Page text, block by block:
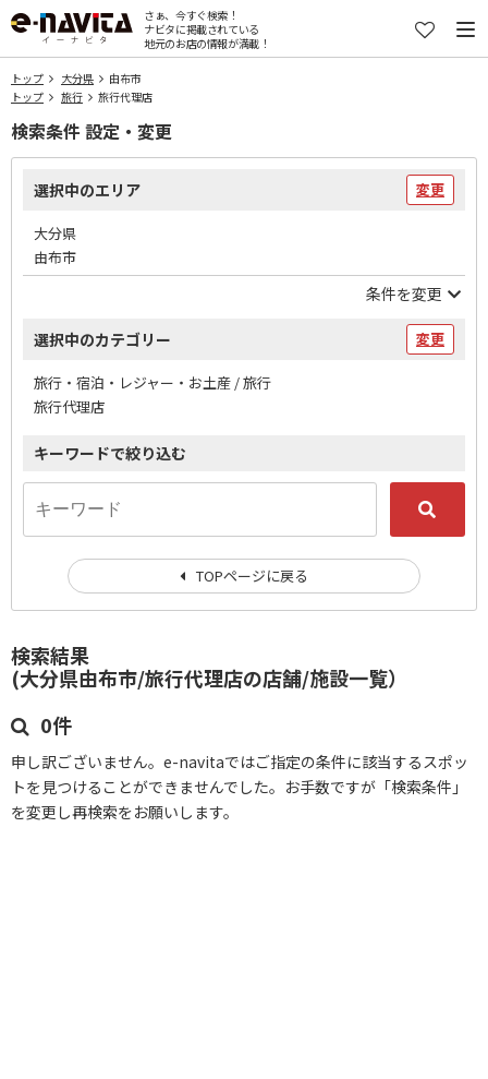
さぁ、今すぐ検索！
ナビタに掲載されている
地元のお店の情報が満載！
トップ 大分県
由布市
トップ
旅行 旅行代理店
検索結果
(大分県由布市/旅行代理店の店舗/施設一覧）
0件
申し訳ございません。e-navitaではご指定の条件に該当するスポッ
トを見つけることができませんでした。お手数ですが「検索条件」
を変更し再検索をお願いします。
検索条件 設定・変更
選択中のエリア 変更
大分県
由布市
条件を変更
選択中のカテゴリー 変更
旅行・宿泊・レジャー・お土産 / 旅行
旅行代理店
キーワードで絞り込む
TOPページに戻る